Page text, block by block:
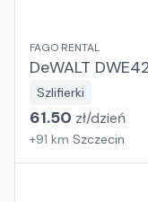
FAGO RENTAL
DeWALT
Szlifierki
61.50 zł/dzień
+91 km Szczecin